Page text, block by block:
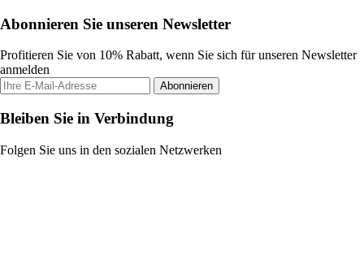
Abonnieren Sie unseren Newsletter
Profitieren Sie von 10% Rabatt, wenn Sie sich für unseren Newsletter
anmelden
Abonnieren
Bleiben Sie in Verbindung
Folgen Sie uns in den sozialen Netzwerken